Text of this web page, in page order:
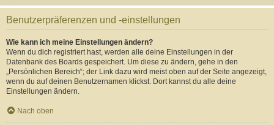
Benutzerpräferenzen und -einstellungen
Wie kann ich meine Einstellungen ändern?
Wenn du dich registriert hast, werden alle deine Einstellungen in der
Datenbank des Boards gespeichert. Um diese zu ändern, gehe in den
„Persönlichen Bereich“; der Link dazu wird meist oben auf der Seite angezeigt,
wenn du auf deinen Benutzernamen klickst. Dort kannst du alle deine
Einstellungen ändern.
Nach oben